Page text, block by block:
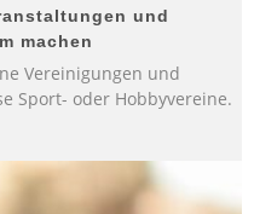
und
machen
Vereinigungen und
Sport- oder Hobbyvereine.